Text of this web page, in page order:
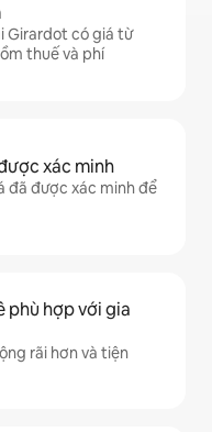
Girardot có giá từ
thuế và phí
xác minh
đã được xác minh để
phù hợp với gia
rãi hơn và tiện